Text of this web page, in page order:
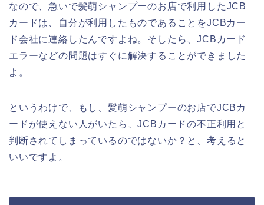
なので、急いで髪萌シャンプーのお店で利用したJCB
カードは、自分が利用したものであることをJCBカー
ド会社に連絡したんですよね。そしたら、JCBカード
エラーなどの問題はすぐに解決することができました
よ。
というわけで、もし、髪萌シャンプーのお店でJCBカ
ードが使えない人がいたら、JCBカードの不正利用と
判断されてしまっているのではないか？と、考えると
いいですよ。